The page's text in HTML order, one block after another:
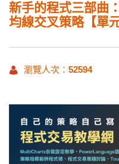
新手的程式三部曲
均線交叉策略【單元
瀏覽人次： 52594